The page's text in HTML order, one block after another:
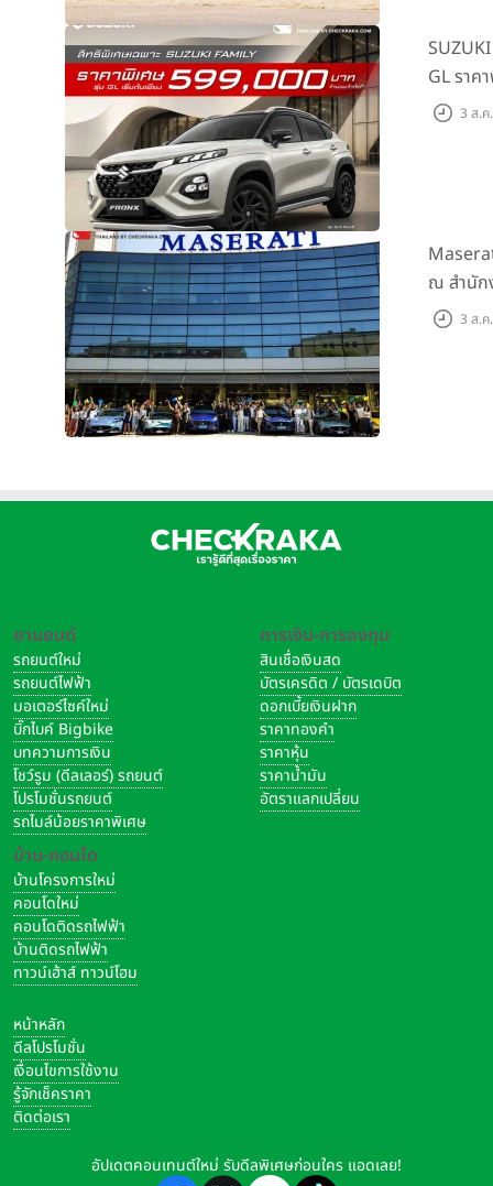
GL ราค
3 ส.ค
ณ สำนัก
3 ส.ค
ยานยนต์
รถยนต์ใหม่
รถยนต์ไฟฟ้า
มอเตอร์ไซค์ใหม่
บิ๊กไบค์ Bigbike
บทความการเงิน
โชว์รูม (ดีลเลอร์) รถยนต์
โปรโมชั่นรถยนต์
รถไมล์น้อยราคาพิเศษ
บ้าน-คอนโด
บ้านโครงการใหม่
คอนโดใหม่
คอนโดติดรถไฟฟ้า
บ้านติดรถไฟฟ้า
ทาวน์เฮ้าส์ ทาวน์โฮม
การเงิน-การลงทุน
สินเชื่อเงินสด
บัตรเครดิต / บัตรเดบิต
ดอกเบี้ยเงินฝาก
ราคาทองคำ
ราคาหุ้น
ราคาน้ำมัน
อัตราแลกเปลี่ยน
หน้าหลัก
ดีลโปรโมชั่น
เงื่อนไขการใช้งาน
รู้จักเช็คราคา
ติดต่อเรา
อัปเดตคอนเทนต์ใหม่ รับดีลพิเศษก่อนใคร แอดเลย!